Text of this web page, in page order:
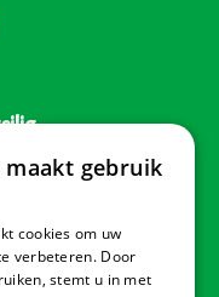
maakt gebruik
cookies om uw
verbeteren. Door
stemt u in met